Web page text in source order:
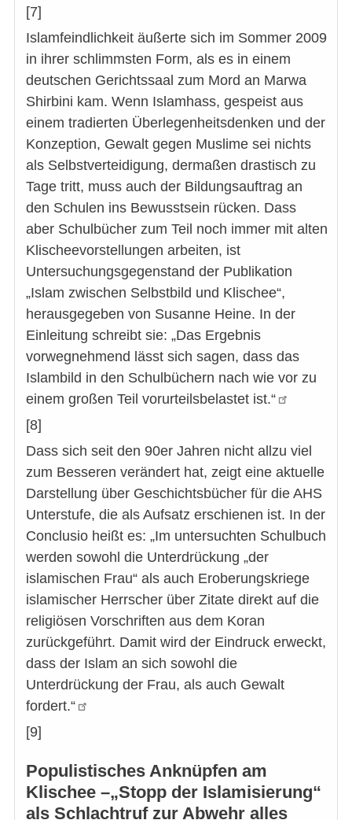
[7]
Islamfeindlichkeit äußerte sich im Sommer 2009
in ihrer schlimmsten Form, als es in einem
deutschen Gerichtssaal zum Mord an Marwa
Shirbini kam. Wenn Islamhass, gespeist aus
einem tradierten Überlegenheitsdenken und der
Konzeption, Gewalt gegen Muslime sei nichts
als Selbstverteidigung, dermaßen drastisch zu
Tage tritt, muss auch der Bildungsauftrag an
den Schulen ins Bewusstsein rücken. Dass
aber Schulbücher zum Teil noch immer mit alten
Klischeevorstellungen arbeiten, ist
Untersuchungsgegenstand der Publikation
„Islam zwischen Selbstbild und Klischee“,
herausgegeben von Susanne Heine. In der
Einleitung schreibt sie: „Das Ergebnis
vorwegnehmend lässt sich sagen, dass das
Islambild in den Schulbüchern nach wie vor zu
einem großen Teil vorurteilsbelastet ist.“
[8]
Dass sich seit den 90er Jahren nicht allzu viel
zum Besseren verändert hat, zeigt eine aktuelle
Darstellung über Geschichtsbücher für die AHS
Unterstufe, die als Aufsatz erschienen ist. In der
Conclusio heißt es: „Im untersuchten Schulbuch
werden sowohl die Unterdrückung „der
islamischen Frau“ als auch Eroberungskriege
islamischer Herrscher über Zitate direkt auf die
religiösen Vorschriften aus dem Koran
zurückgeführt. Damit wird der Eindruck erweckt,
dass der Islam an sich sowohl die
Unterdrückung der Frau, als auch Gewalt
fordert.“
[9]
Populistisches Anknüpfen am
Klischee –„Stopp der Islamisierung“
als Schlachtruf zur Abwehr alles